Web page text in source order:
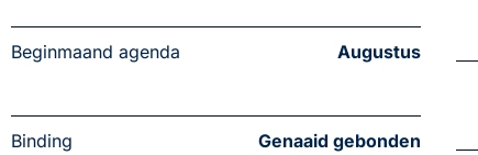
Beginmaand agenda Augustus
Binding Genaaid gebonden